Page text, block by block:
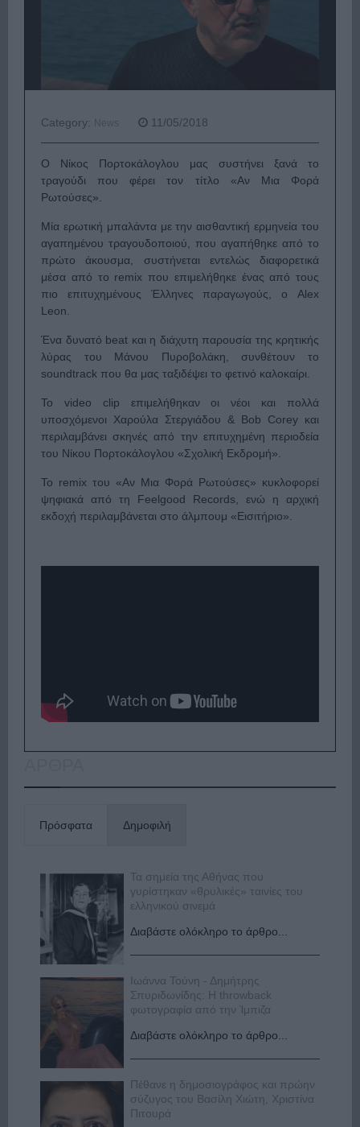
Category: News 11/05/2018
Ο Νίκος Πορτοκάλογλου μας συστήνει ξανά το
τραγούδι που φέρει τον τίτλο «Αν Μια Φορά
Ρωτούσες».
Μία ερωτική μπαλάντα με την αισθαντική ερμηνεία του
αγαπημένου τραγουδοποιού, που αγαπήθηκε από το
πρώτο άκουσμα, συστήνεται εντελώς διαφορετικά
μέσα από το remix που επιμελήθηκε ένας από τους
πιο επιτυχημένους Έλληνες παραγωγούς, ο Alex
Leon.
Ένα δυνατό beat και η διάχυτη παρουσία της κρητικής
λύρας του Μάνου Πυροβολάκη, συνθέτουν το
soundtrack που θα μας ταξιδέψει το φετινό καλοκαίρι.
Το video clip επιμελήθηκαν οι νέοι και πολλά
υποσχόμενοι Χαρούλα Στεργιάδου & Bob Corey και
περιλαμβάνει σκηνές από την επιτυχημένη περιοδεία
του Νίκου Πορτοκάλογλου «Σχολική Εκδρομή».
Το remix του «Αν Μια Φορά Ρωτούσες» κυκλοφορεί
ψηφιακά από τη Feelgood Records, ενώ η αρχική
εκδοχή περιλαμβάνεται στο άλμπουμ «Εισιτήριο».
Πρόσφατα Δημοφιλή
Τα σημεία της Αθήνας που
γυρίστηκαν «θρυλικές» ταινίες του
ελληνικού σινεμά
Διαβάστε ολόκληρο το άρθρο...
Ιωάννα Τούνη - Δημήτρης
Σπυριδωνίδης: Η throwback
φωτογραφία από την Ίμπιζα
Διαβάστε ολόκληρο το άρθρο...
Πέθανε η δημοσιογράφος και πρώην
σύζυγος του Βασίλη Χιώτη, Χριστίνα
Πιτουρά